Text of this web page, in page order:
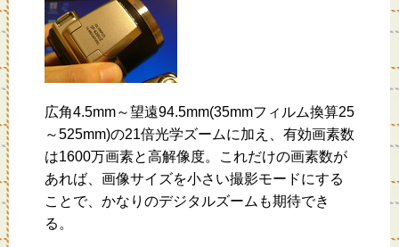
広角4.5mm～望遠94.5mm(35mmフィルム換算25
～525mm)の21倍光学ズームに加え、有効画素数
は1600万画素と高解像度。これだけの画素数が
あれば、画像サイズを小さい撮影モードにする
ことで、かなりのデジタルズームも期待でき
る。